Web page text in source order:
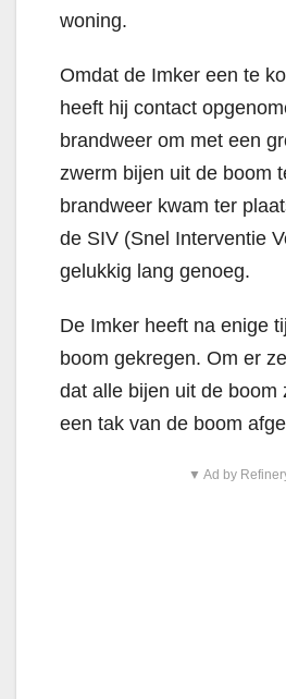
woning.
Omdat de Imker een te
heeft hij contact
brandweer om met een
zwerm bijen uit de boom
brandweer kwam ter
de SIV (Snel Interventie
gelukkig lang genoeg.
De Imker heeft na enige
boom gekregen. Om er
dat alle bijen uit de boom
een tak van de boom
▼ Ad by